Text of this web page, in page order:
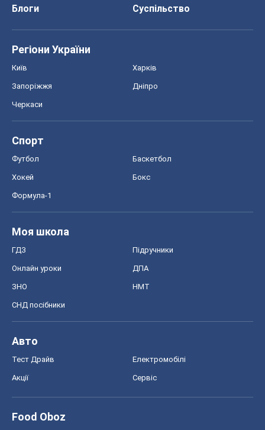
Блоги
Суспільство
Регіони України
Київ Харків
Запоріжжя Дніпро
Черкаси
Спорт
Футбол Баскетбол
Хокей Бокс
Формула-1
Моя школа
ГДЗ Підручники
Онлайн уроки ДПА
ЗНО НМТ
СНД посібники
Авто
Тест Драйв Електромобілі
Акції Сервіс
Food Oboz